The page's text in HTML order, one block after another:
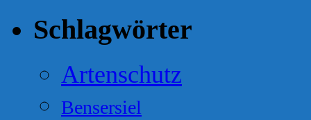
Schlagwörter
Artenschutz
Bensersiel